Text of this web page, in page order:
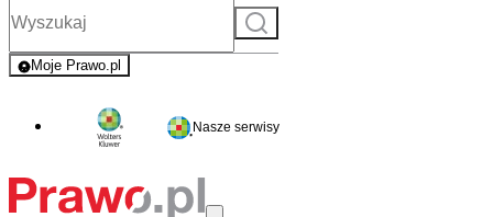
Szukaj
Moje Prawo.pl
- rejestracja i logowanie do serwisu
Nasze serwisy